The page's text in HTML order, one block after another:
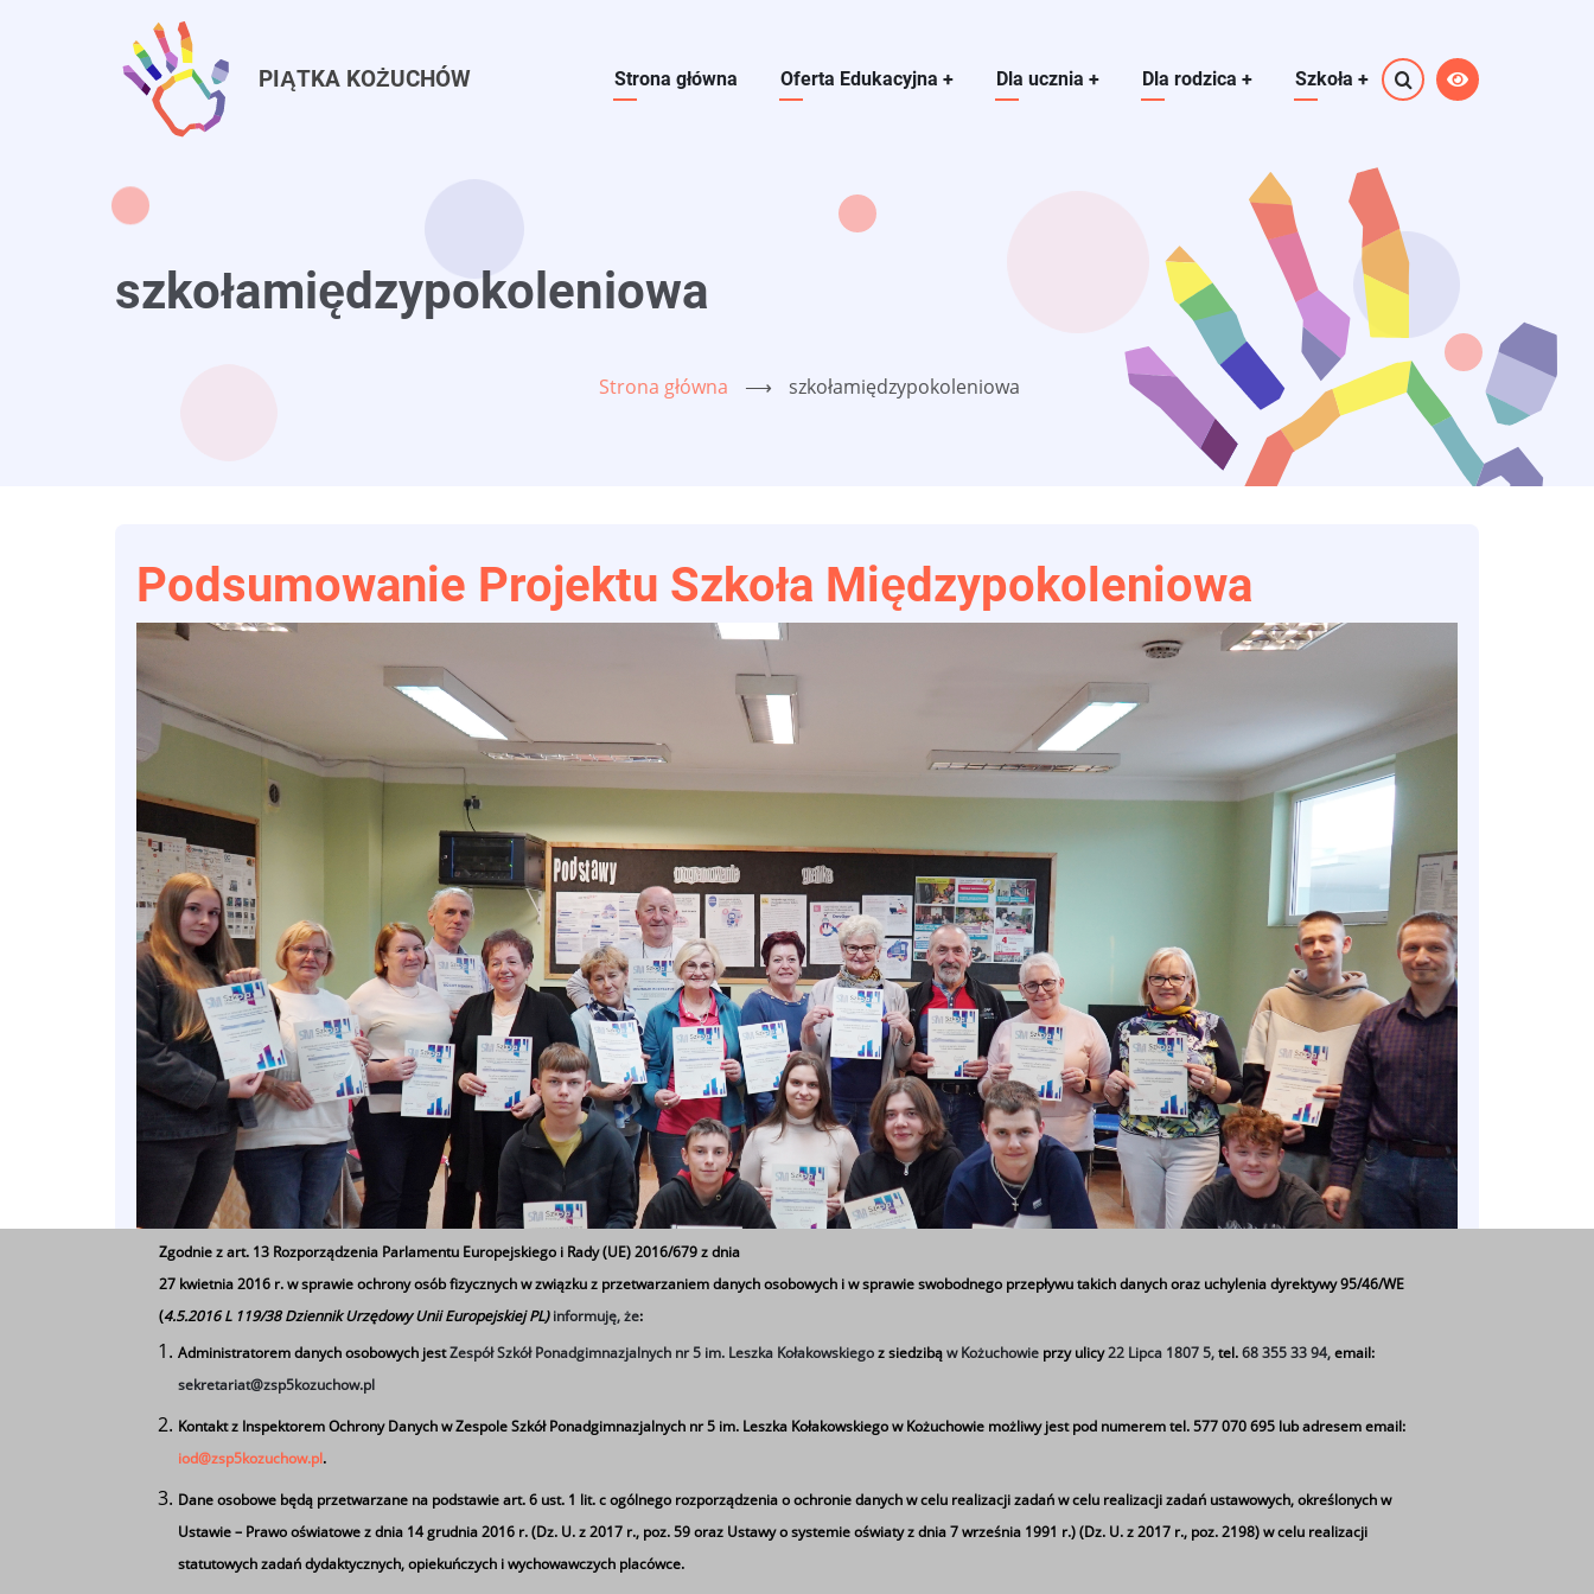
PIĄTKA KOŻUCHÓW Main navigation
Strona główna Oferta Edukacyjna + Dla ucznia + Dla rodzica + Szkoła +
szkołamiędzypokoleniowa
Strona główna ⟶ szkołamiędzypokoleniowa
Podsumowanie Projektu Szkoła Międzypokoleniowa
Projekt "Szkoła Międzypokoleniowa" był wyjątkową okazją do współpracy młodych ludzi – uczniów kierunku
technik informatyk – z seniorami, którzy chcieli poszerzyć swoją wiedzę na temat nowoczesnych technologii.
Wspólne zajęcia pozwoliły na wymianę doświadczeń i zdobycie praktycznych umiejętności, które są niezbędne do
funkcjonowania w cyfrowym świecie.
Zgodnie z art. 13 Rozporządzenia Parlamentu Europejskiego i Rady (UE) 2016/679 z dnia
27 kwietnia 2016 r. w sprawie ochrony osób fizycznych w związku z przetwarzaniem danych osobowych i w sprawie swobodnego przepływu takich danych oraz uchylenia dyrektywy 95/46/WE
(4.5.2016 L 119/38 Dziennik Urzędowy Unii Europejskiej PL)informuję, że:
Administratorem danych osobowych jestZespół Szkół Ponadgimnazjalnych nr 5 im. Leszka Kołakowskiegoz siedzibąw Kożuchowie przy ulicy22 Lipca 1807 5,tel.68 355 33 94,email:
sekretariat@zsp5kozuchow.pl
Kontakt z Inspektorem Ochrony Danych w Zespole Szkół Ponadgimnazjalnych nr 5 im. Leszka Kołakowskiego w Kożuchowie możliwy jest pod numerem tel. 577 070 695 lub adresem email:
iod@zsp5kozuchow.pl.
Dane osobowe będą przetwarzane na podstawie art. 6 ust. 1 lit. c ogólnego rozporządzenia o ochronie danych w celu realizacji zadań w celu realizacji zadań ustawowych, określonych w
Ustawie – Prawo oświatowe z dnia 14 grudnia 2016 r. (Dz. U. z 2017 r., poz. 59 oraz Ustawy o systemie oświaty z dnia 7 września 1991 r.) (Dz. U. z 2017 r., poz. 2198) w celu realizacji
statutowych zadań dydaktycznych, opiekuńczych i wychowawczych placówce.